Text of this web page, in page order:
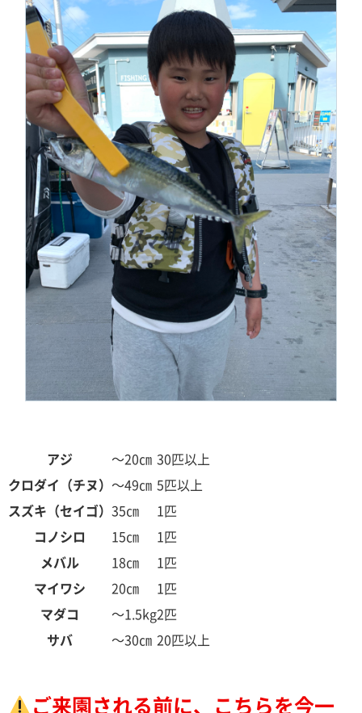
アジ ～20㎝ 30匹以上
クロダイ（チヌ） ～49㎝ 5匹以上
スズキ（セイゴ） 35㎝
1匹
コノシロ
15㎝
1匹
メバル
18㎝
1匹
マイワシ
20㎝
1匹
マダコ
～1.5kg2匹
サバ
～30㎝ 20匹以上
ご来園される前に、 こちらを今一